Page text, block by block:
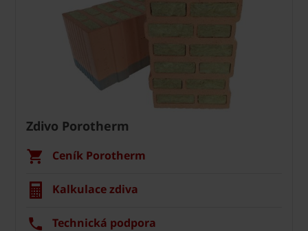
Zdivo Porotherm
Ceník Porotherm
Kalkulace zdiva
Technická podpora